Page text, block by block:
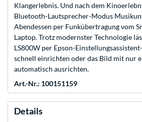
Klangerlebnis. Und nach dem
Bluetooth-Lautsprecher-Modus
Abendessen per Funkübertragung vom
Laptop. Trotz modernster Technologie
LS800W per Epson-
schnell einrichten oder das Bild mit nur
automatisch ausrichten.
Art.-Nr.: 100151159
Details